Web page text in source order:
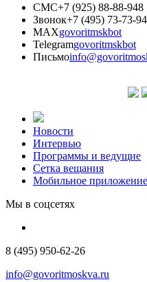
СМС+7 (925) 88-88-948
Звонок+7 (495) 73-73-
MAXgovoritmskbot
Telegramgovoritmskbot
Письмо
Новости
Интервью
Программы и ведущие
Сетка вещания
Мобильное приложение
Мы в соцсетях
8 (495) 950-62-26
info@govoritmoskva.ru